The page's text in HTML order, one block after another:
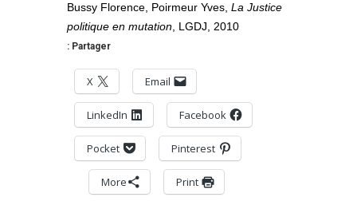
Bussy Florence, Poirmeur Yves, La Justice
politique en mutation, LGDJ, 2010
Partager :
Email
X
Facebook
LinkedIn
Pinterest
Pocket
Print
More